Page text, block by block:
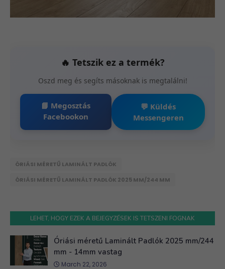
🔥 Tetszik ez a termék?
Oszd meg és segíts másoknak is megtalálni!
📘 Megosztás
Facebookon
💬 Küldés
Messengeren
ÓRIÁSI MÉRETŰ LAMINÁLT PADLÓK
ÓRIÁSI MÉRETŰ LAMINÁLT PADLÓK 2025 MM/244 MM
LEHET, HOGY EZEK A BEJEGYZÉSEK IS TETSZENI FOGNAK
Óriási méretű Laminált Padlók 2025 mm/244
mm - 14mm vastag
March 22, 2026